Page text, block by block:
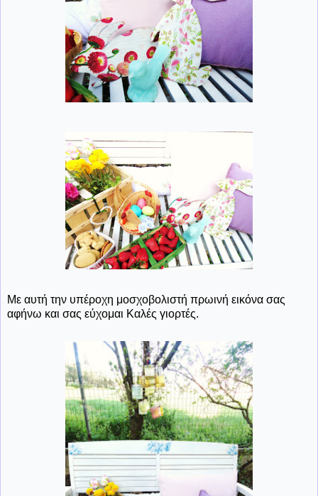
Με αυτή την υπέροχη μοσχοβολιστή πρωινή εικόνα σας
αφήνω και σας εύχομαι Καλές γιορτές.